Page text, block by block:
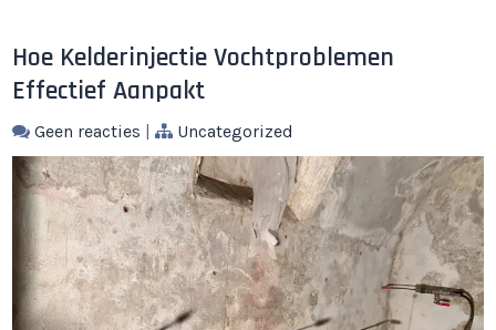
Hoe Kelderinjectie Vochtproblemen
Effectief Aanpakt
Geen reacties | Uncategorized